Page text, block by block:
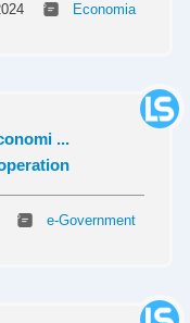
Economia
...
e-Government